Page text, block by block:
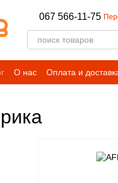
067 566-11-75
О нас Оплата и